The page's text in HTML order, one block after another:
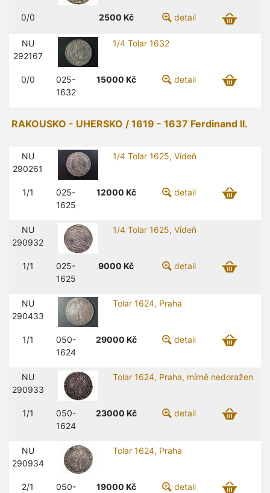
0/0 2500 Kč detail
NU
292167
1/4 Tolar 1632
0/0
025-
1632
15000 Kč detail
RAKOUSKO - UHERSKO / 1619 - 1637 Ferdinand II.
NU
290261
1/4 Tolar 1625, Vídeň
1/1
025-
1625
12000 Kč detail
NU
290932
1/4 Tolar 1625, Vídeň
1/1
025-
1625
9000 Kč detail
NU
290433
Tolar 1624, Praha
1/1
050-
1624
29000 Kč detail
NU
290933
Tolar 1624, Praha, mírně nedoražen
1/1
050-
1624
23000 Kč detail
NU
290934
Tolar 1624, Praha
2/1
050-
19000 Kč detail